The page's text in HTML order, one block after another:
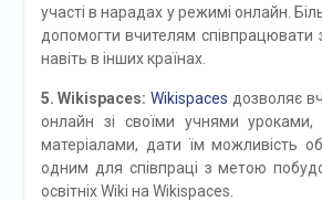
участі в нарадах у режимі онлайн.
допомогти вчителям співпрацювати
навіть в інших країнах.
5. Wikispaces: Wikispaces дозволяє
онлайн зі своїми учнями
матеріалами, дати їм можливість
одним для співпраці з метою
освітніх Wiki на Wikispaces.